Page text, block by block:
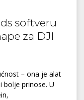
softveru
za DJI
– ona je alat
bolje prinose. U